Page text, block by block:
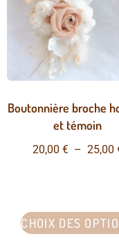
Boutonnière broche
et témoin
20,00 € – 25,00
CHOIX DES